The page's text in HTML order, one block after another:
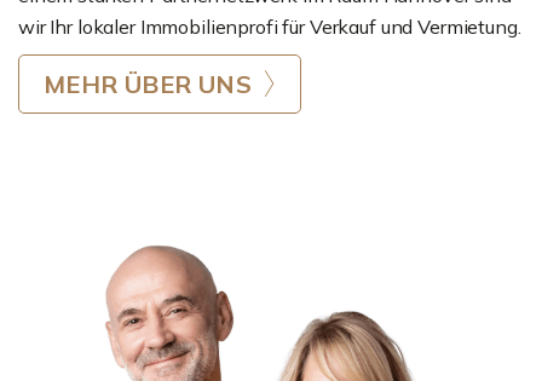
wir Ihr lokaler Immobilienprofi für Verkauf und Vermietung.
MEHR ÜBER UNS